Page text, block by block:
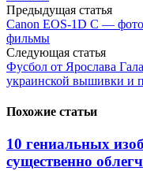
Предыдущая статья
Canon EOS-1D C —
фильмы
Следующая статья
Фусбол от Ярослава
украинской вышивки и
Похожие статьи
10 гениальных
существенно